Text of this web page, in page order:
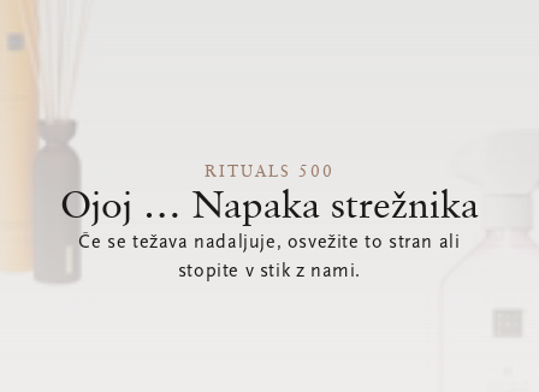
RITUALS 500
Ojoj … Napaka strežnika
Če se težava nadaljuje, osvežite to stran ali
stopite v stik z nami.